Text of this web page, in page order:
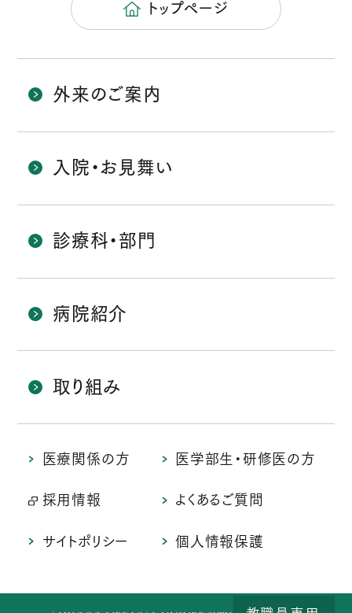
トップページ
外来のご案内
入院・お見舞い
診療科・部門
病院紹介
取り組み
医療関係の方 医学部生・研修医の方
採用情報 よくあるご質問
サイトポリシー 個人情報保護